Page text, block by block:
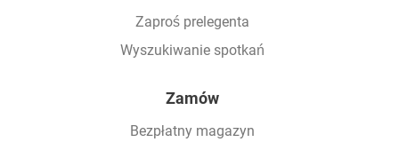
Zaproś prelegenta
Wyszukiwanie spotkań
Zamów
Bezpłatny magazyn